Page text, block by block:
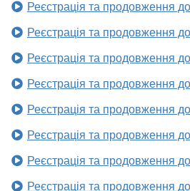
Реєстрація та продовження
Реєстрація та продовження
Реєстрація та продовження
Реєстрація та продовження
Реєстрація та продовження
Реєстрація та продовження
Реєстрація та продовження
Реєстрація та продовження